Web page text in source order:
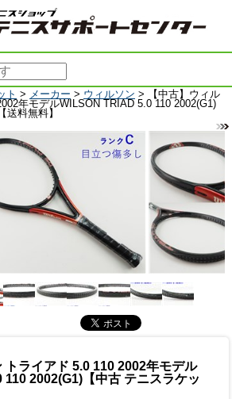
ト > メーカー > ウィルソン > 【中古】ウィル
年モデルWILSON TRIAD 5.0 110 2002(G1)
送料無料】
トライアド 5.0 110 2002年モデル
2002(G1)【中古 テニスラケッ